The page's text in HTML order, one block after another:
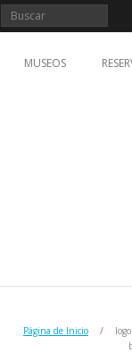
MUSEOS
Página de Inicio /